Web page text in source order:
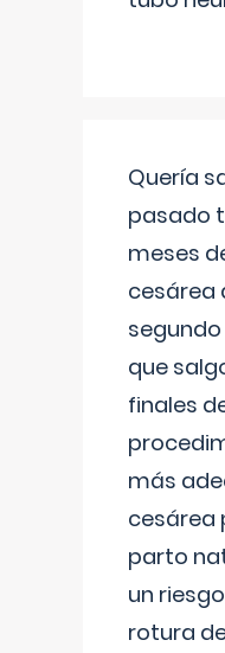
Quería
pasado
meses
cesárea
que
finales
más
cesárea
parto
un
rotura